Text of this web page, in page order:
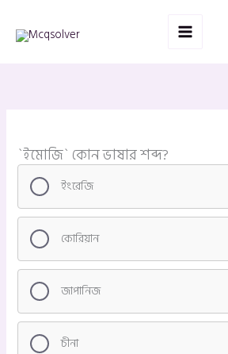
content
`ইমোজি` কোন ভাষার শব্দ?
ইংরেজি
কোরিয়ান
জাপানিজ
চীনা